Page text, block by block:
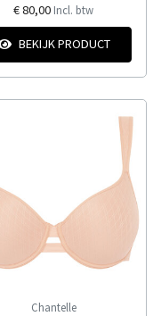
€ 80,00 Incl. btw
BEKIJK PRODUCT
Chantelle